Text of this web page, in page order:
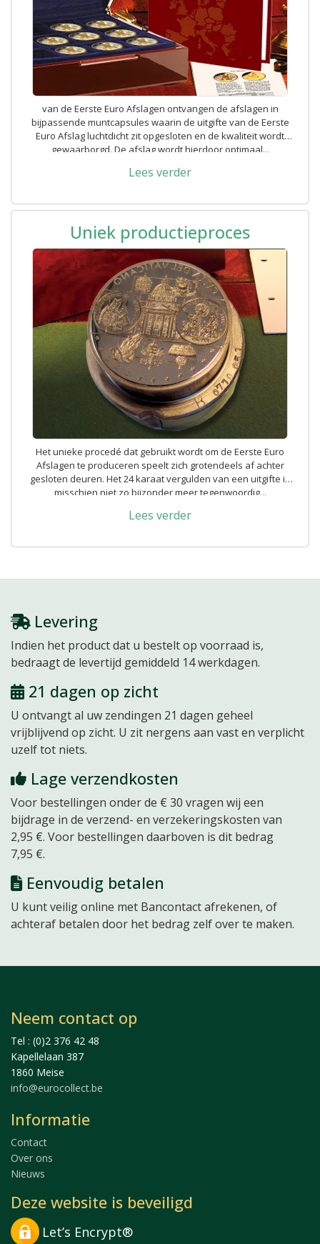
van de Eerste Euro Afslagen ontvangen de afslagen in
bijpassende muntcapsules waarin de uitgifte van de Eerste
Euro Afslag luchtdicht zit opgesloten en de kwaliteit wordt
gewaarborgd. De afslag wordt hierdoor optimaal...
Lees verder
Uniek productieproces
Het unieke procedé dat gebruikt wordt om de Eerste Euro
Afslagen te produceren speelt zich grotendeels af achter
gesloten deuren. Het 24 karaat vergulden van een uitgifte is
misschien niet zo bijzonder meer tegenwoordig...
Lees verder
Levering
Indien het product dat u bestelt op voorraad is,
bedraagt de levertijd gemiddeld 14 werkdagen.
21 dagen op zicht
U ontvangt al uw zendingen 21 dagen geheel
vrijblijvend op zicht. U zit nergens aan vast en verplicht
uzelf tot niets.
Lage verzendkosten
Voor bestellingen onder de € 30 vragen wij een
bijdrage in de verzend- en verzekeringskosten van
2,95 €. Voor bestellingen daarboven is dit bedrag
7,95 €.
Eenvoudig betalen
U kunt veilig online met Bancontact afrekenen, of
achteraf betalen door het bedrag zelf over te maken.
Neem contact op
Tel : (0)2 376 42 48
Kapellelaan 387
1860 Meise
info@eurocollect.be
Informatie
Contact
Over ons
Nieuws
Deze website is beveiligd
Let’s Encrypt®